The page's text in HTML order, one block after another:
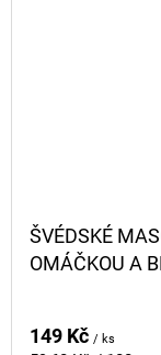
ŠVÉDSKÉ
OMÁČKOU A
149 Kč / ks